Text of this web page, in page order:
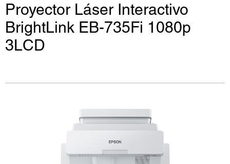
Proyector Láser Interactivo
BrightLink EB-735Fi 1080p
3LCD